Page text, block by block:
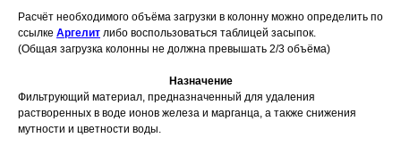
Расчёт необходимого объёма загрузки в колонну можно определить по
ссылке Аргелит либо воспользоваться таблицей засыпок.
(Общая загрузка колонны не должна превышать 2/3 объёма)
Назначение
Фильтрующий материал, предназначенный для удаления
растворенных в воде ионов железа и марганца, а также снижения
мутности и цветности воды.